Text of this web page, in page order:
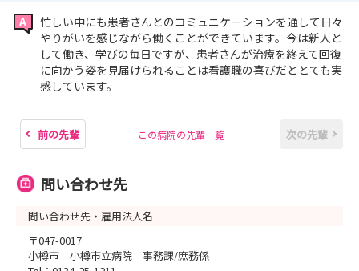
忙しい中にも患者さんとのコミュニケーションを通して日々
やりがいを感じながら働くことができています。今は新人と
して働き、学びの毎日ですが、患者さんが治療を終えて回復
に向かう姿を見届けられることは看護職の喜びだととても実
感しています。
前の先輩 この病院の先輩一覧 次の先輩
問い合わせ先
問い合わせ先・雇用法人名
〒047-0017
小樽市 小樽市立病院 事務課/庶務係